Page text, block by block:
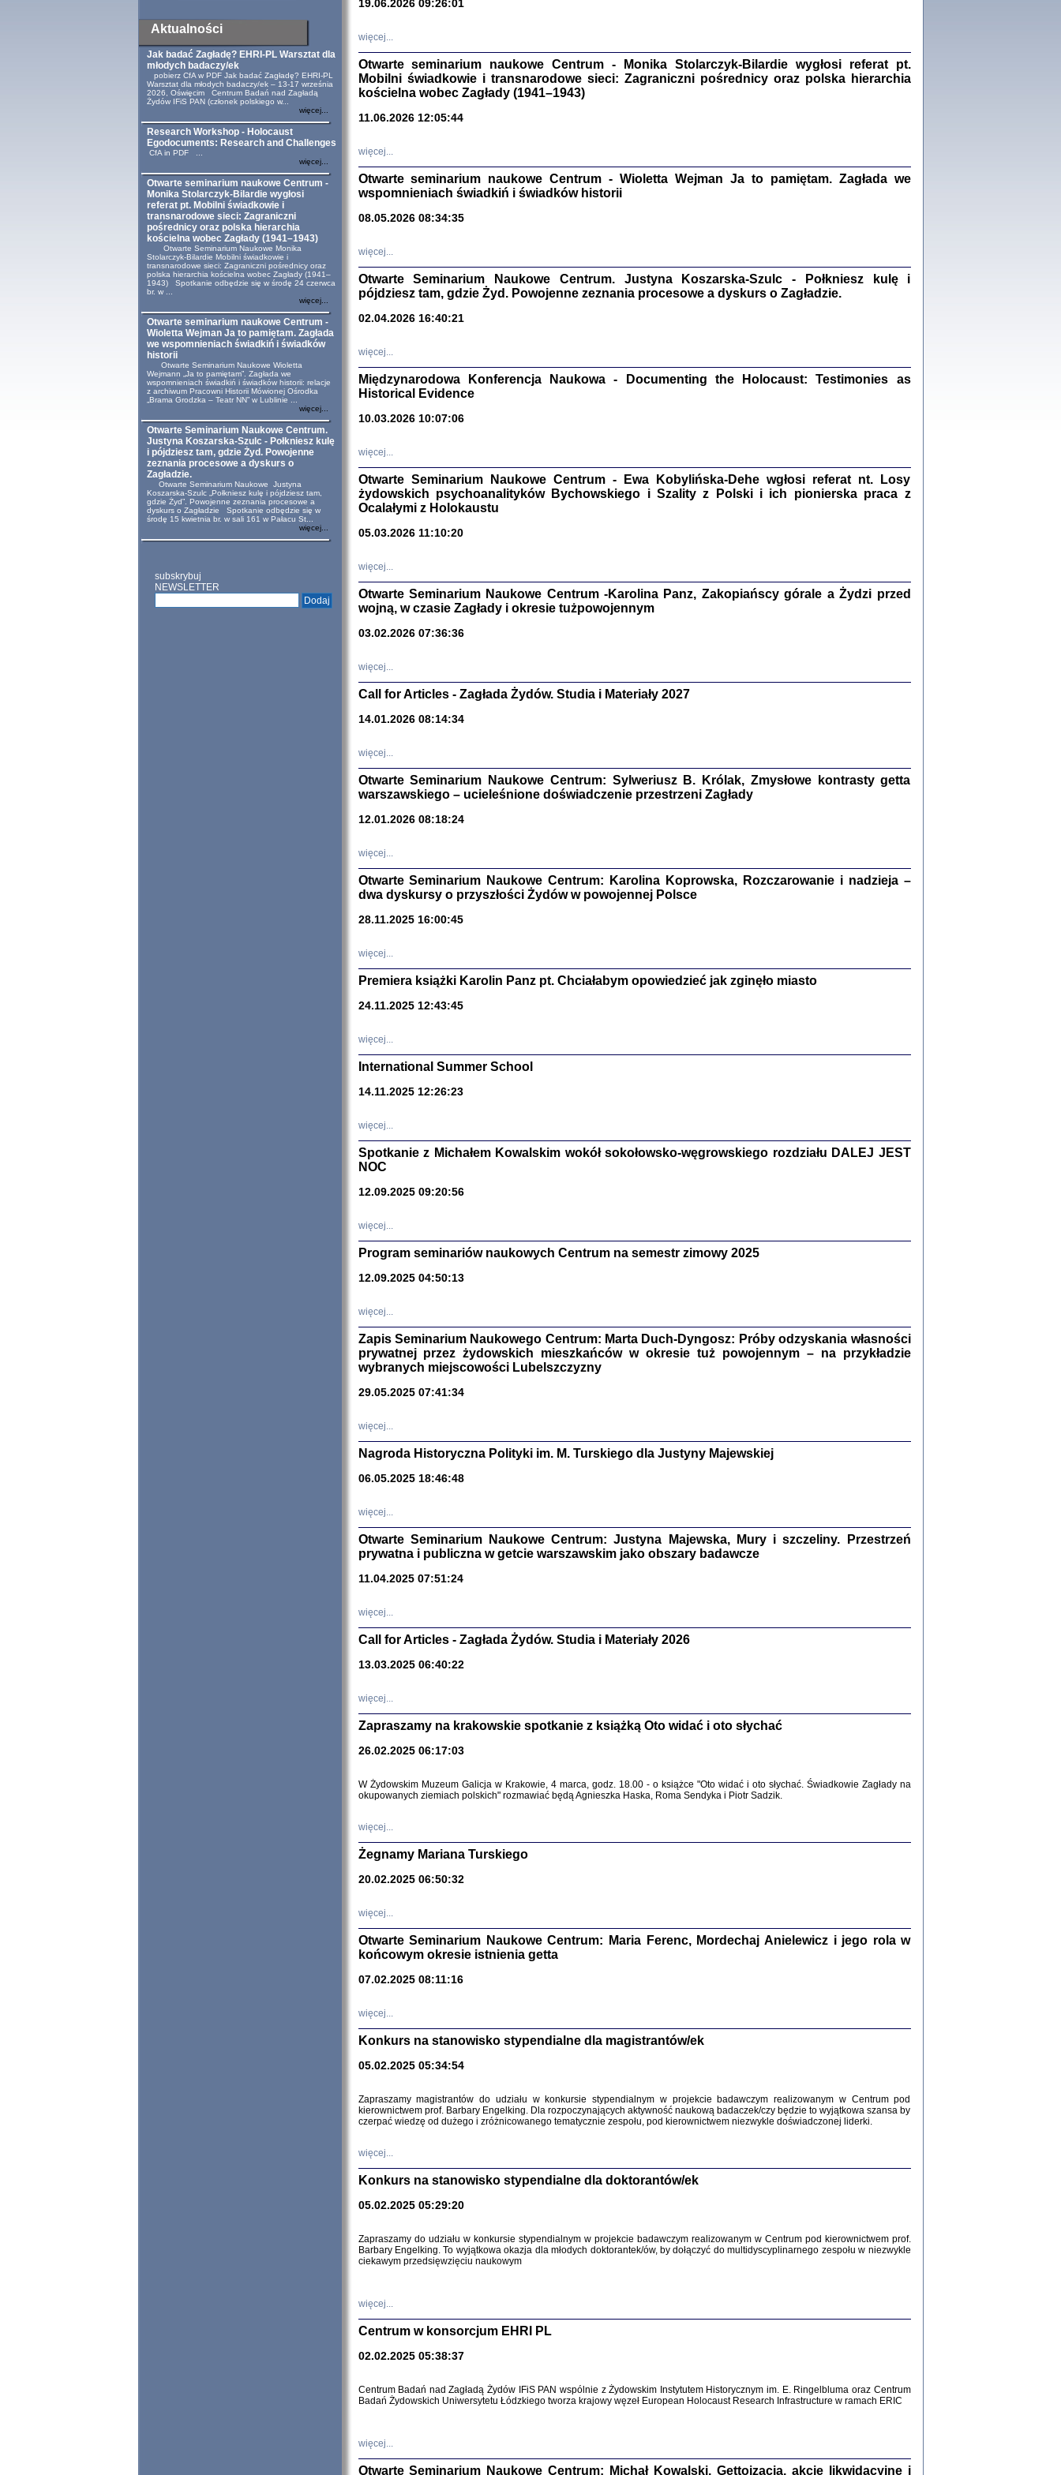
Aktualności
Jak badać Zagładę? EHRI-PL Warsztat dla
młodych badaczy/ek
pobierz CfA w PDF Jak badać Zagładę? EHRI-PL
Warsztat dla młodych badaczy/ek – 13-17 września
2026, Oświęcim Centrum Badań nad Zagładą
Żydów IFiS PAN (członek polskiego w...
więcej...
Research Workshop - Holocaust
Egodocuments: Research and Challenges
CfA in PDF ...
więcej...
Otwarte seminarium naukowe Centrum -
Monika Stolarczyk-Bilardie wygłosi
referat pt. Mobilni świadkowie i
transnarodowe sieci: Zagraniczni
pośrednicy oraz polska hierarchia
kościelna wobec Zagłady (1941–1943)
Otwarte Seminarium Naukowe Monika
Stolarczyk-Bilardie Mobilni świadkowie i
transnarodowe sieci: Zagraniczni pośrednicy oraz
polska hierarchia kościelna wobec Zagłady (1941–
1943) Spotkanie odbędzie się w środę 24 czerwca
br. w ...
więcej...
Otwarte seminarium naukowe Centrum -
Wioletta Wejman Ja to pamiętam. Zagłada
we wspomnieniach świadkiń i świadków
historii
Otwarte Seminarium Naukowe Wioletta
Wejmann „Ja to pamiętam”. Zagłada we
wspomnieniach świadkiń i świadków historii: relacje
z archiwum Pracowni Historii Mówionej Ośrodka
„Brama Grodzka – Teatr NN” w Lublinie ...
więcej...
Otwarte Seminarium Naukowe Centrum.
Justyna Koszarska-Szulc - Połkniesz kulę
i pójdziesz tam, gdzie Żyd. Powojenne
zeznania procesowe a dyskurs o
Zagładzie.
Otwarte Seminarium Naukowe Justyna
Koszarska-Szulc „Połkniesz kulę i pójdziesz tam,
gdzie Żyd”. Powojenne zeznania procesowe a
dyskurs o Zagładzie Spotkanie odbędzie się w
środę 15 kwietnia br. w sali 161 w Pałacu St...
więcej...
subskrybuj
NEWSLETTER
oprac. Aleksandra Bańkowska
Warszawa 2022
oprac. Aleksandra Bańkowska, wstęp Jacek Leociak
Warszawa 2021
Studia i Materiały
nr 17, R. 2021
NIE WIEMY CO PRZYNIESIE NAM KOLEJNA GODZINA ...
Dziennik pisany w ukryciu w latach 1943-1944
Zagłada Żydów.
Sewek Okonowski, oprac. Marta Janczewska
PISZĄCY TE SŁOWA JEST PRACOWNIKIEM
GETTOWEJ INSTYTUCJI ...
'z Dziennika' i inne pisma z łódzkiego getta
Józef Zelkowicz, tłum. z jidysz, oprac. i wstęp. Monika Polit
CZYTAJĄC GAZETĘ NIEMIECKĄ ...
Warszawa 2019
red. i wstęp Barbara Engelking, Jan Grabowski
Stanisław Adler, oprac. i wstępem opatrzyłaMarta Janczewska
Warszawa 2018
Warszawa 2017
Pisma Kopla i Mirki Piżyców o życiu w getcie i okupowanej
Warszawie
Warszawa 2016
SZCZĘŚCIE JEST POSIADAĆ DOM POD ZIEMIĄ ...
19.06.2026 09:26:01
więcej...
Otwarte seminarium naukowe Centrum - Monika Stolarczyk-Bilardie wygłosi referat pt.
Mobilni świadkowie i transnarodowe sieci: Zagraniczni pośrednicy oraz polska hierarchia
kościelna wobec Zagłady (1941–1943)
11.06.2026 12:05:44
więcej...
Otwarte seminarium naukowe Centrum - Wioletta Wejman Ja to pamiętam. Zagłada we
wspomnieniach świadkiń i świadków historii
08.05.2026 08:34:35
więcej...
Otwarte Seminarium Naukowe Centrum. Justyna Koszarska-Szulc - Połkniesz kulę i
pójdziesz tam, gdzie Żyd. Powojenne zeznania procesowe a dyskurs o Zagładzie.
02.04.2026 16:40:21
więcej...
Międzynarodowa Konferencja Naukowa - Documenting the Holocaust: Testimonies as
Historical Evidence
10.03.2026 10:07:06
więcej...
Otwarte Seminarium Naukowe Centrum - Ewa Kobylińska-Dehe wgłosi referat nt. Losy
żydowskich psychoanalityków Bychowskiego i Szality z Polski i ich pionierska praca z
Ocalałymi z Holokaustu
05.03.2026 11:10:20
więcej...
Otwarte Seminarium Naukowe Centrum -Karolina Panz, Zakopiańscy górale a Żydzi przed
wojną, w czasie Zagłady i okresie tużpowojennym
03.02.2026 07:36:36
więcej...
Call for Articles - Zagłada Żydów. Studia i Materiały 2027
14.01.2026 08:14:34
więcej...
Otwarte Seminarium Naukowe Centrum: Sylweriusz B. Królak, Zmysłowe kontrasty getta
warszawskiego – ucieleśnione doświadczenie przestrzeni Zagłady
12.01.2026 08:18:24
więcej...
Otwarte Seminarium Naukowe Centrum: Karolina Koprowska, Rozczarowanie i nadzieja –
dwa dyskursy o przyszłości Żydów w powojennej Polsce
28.11.2025 16:00:45
więcej...
Premiera książki Karolin Panz pt. Chciałabym opowiedzieć jak zginęło miasto
24.11.2025 12:43:45
więcej...
International Summer School
14.11.2025 12:26:23
więcej...
Spotkanie z Michałem Kowalskim wokół sokołowsko-węgrowskiego rozdziału DALEJ JEST
NOC
12.09.2025 09:20:56
więcej...
Program seminariów naukowych Centrum na semestr zimowy 2025
12.09.2025 04:50:13
więcej...
Zapis Seminarium Naukowego Centrum: Marta Duch-Dyngosz: Próby odzyskania własności
prywatnej przez żydowskich mieszkańców w okresie tuż powojennym – na przykładzie
wybranych miejscowości Lubelszczyzny
29.05.2025 07:41:34
więcej...
Nagroda Historyczna Polityki im. M. Turskiego dla Justyny Majewskiej
06.05.2025 18:46:48
więcej...
Otwarte Seminarium Naukowe Centrum: Justyna Majewska, Mury i szczeliny. Przestrzeń
prywatna i publiczna w getcie warszawskim jako obszary badawcze
11.04.2025 07:51:24
więcej...
Call for Articles - Zagłada Żydów. Studia i Materiały 2026
13.03.2025 06:40:22
więcej...
Zapraszamy na krakowskie spotkanie z książką Oto widać i oto słychać
26.02.2025 06:17:03
W Żydowskim Muzeum Galicja w Krakowie, 4 marca, godz. 18.00 - o książce "Oto widać i oto słychać. Świadkowie Zagłady na
okupowanych ziemiach polskich" rozmawiać będą Agnieszka Haska, Roma Sendyka i Piotr Sadzik.
więcej...
Żegnamy Mariana Turskiego
20.02.2025 06:50:32
więcej...
Otwarte Seminarium Naukowe Centrum: Maria Ferenc, Mordechaj Anielewicz i jego rola w
końcowym okresie istnienia getta
07.02.2025 08:11:16
więcej...
Konkurs na stanowisko stypendialne dla magistrantów/ek
05.02.2025 05:34:54
Zapraszamy magistrantów do udziału w konkursie stypendialnym w projekcie badawczym realizowanym w Centrum pod
kierownictwem prof. Barbary Engelking. Dla rozpoczynających aktywność naukową badaczek/czy będzie to wyjątkowa szansa by
czerpać wiedzę od dużego i zróżnicowanego tematycznie zespołu, pod kierownictwem niezwykle doświadczonej liderki.
więcej...
Konkurs na stanowisko stypendialne dla doktorantów/ek
05.02.2025 05:29:20
Zapraszamy do udziału w konkursie stypendialnym w projekcie badawczym realizowanym w Centrum pod kierownictwem prof.
Barbary Engelking. To wyjątkowa okazja dla młodych doktorantek/ów, by dołączyć do multidyscyplinarnego zespołu w niezwykle
ciekawym przedsięwzięciu naukowym
więcej...
Centrum w konsorcjum EHRI PL
02.02.2025 05:38:37
Centrum Badań nad Zagładą Żydów IFiS PAN wspólnie z Żydowskim Instytutem Historycznym im. E. Ringelbluma oraz Centrum
Badań Żydowskich Uniwersytetu Łódzkiego tworza krajowy węzeł European Holocaust Research Infrastructure w ramach ERIC
więcej...
Otwarte Seminarium Naukowe Centrum: Michał Kowalski, Gettoizacja, akcje likwidacyjne i